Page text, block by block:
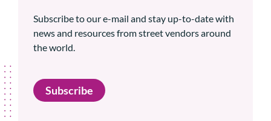
Subscribe to our e-mail and stay up-to-date with
news and resources from street vendors around
the world.
Subscribe